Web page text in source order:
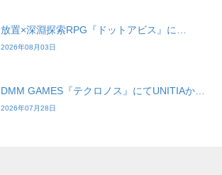
放置×深淵探索RPG『ドットアビス』に…
2026年08月03日
DMM GAMES『テクロノス』にてUNITIAか…
2026年07月28日